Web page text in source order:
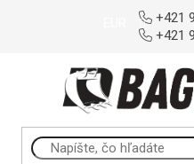
+421
+421